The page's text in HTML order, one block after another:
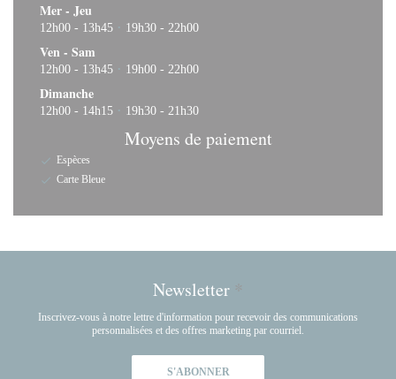
Mer- Jeu
12h00 - 13h45 • 19h30 - 22h00
Ven- Sam
12h00 - 13h45 • 19h00 - 22h00
Dimanche
12h00 - 14h15 • 19h30 - 21h30
Moyens de paiement
Espèces
Carte Bleue
Newsletter *
Inscrivez-vous à notre lettre d'information pour recevoir des communications
personnalisées et des offres marketing par courriel.
S'ABONNER